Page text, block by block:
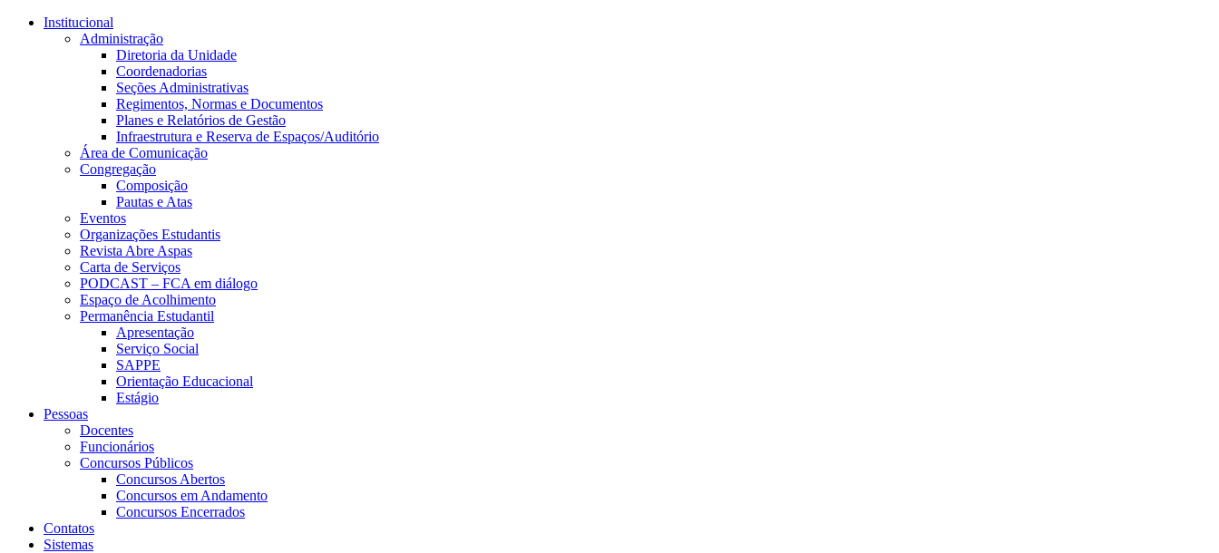
Conteúdo principal
Institucional
Administração
Diretoria da Unidade
Coordenadorias
Seções Administrativas
Regimentos, Normas e Documentos
Planes e Relatórios de Gestão
Infraestrutura e Reserva de Espaços/Auditório
Área de Comunicação
Congregação
Composição
Pautas e Atas
Eventos
Organizações Estudantis
Revista Abre Aspas
Carta de Serviços
PODCAST – FCA em diálogo
Espaço de Acolhimento
Permanência Estudantil
Apresentação
Serviço Social
SAPPE
Orientação Educacional
Estágio
Pessoas
Docentes
Funcionários
Concursos Públicos
Concursos Abertos
Concursos em Andamento
Concursos Encerrados
Contatos
Sistemas